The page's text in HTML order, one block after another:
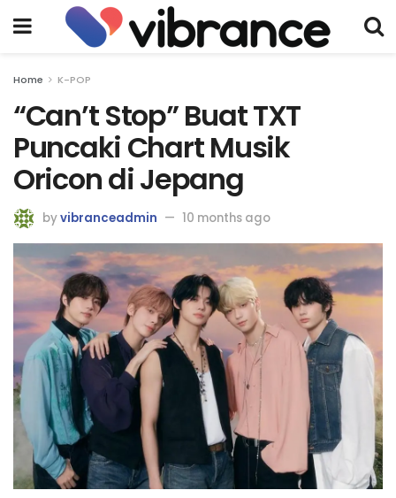
Home K-POP
“Can’t Stop” Buat TXT
Puncaki Chart Musik
Oricon di Jepang
byvibranceadmin 10 months ago